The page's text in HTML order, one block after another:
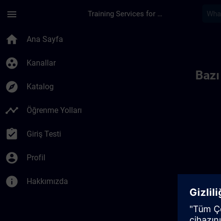
menu Training Services for Digital Industries
home Ana Sayfa
group_work Kanallar
explore Katalog
timeline Öğrenme Yolları
assignment_turned_in Giriş Testi
account_circle Profil
info Hakkımızda